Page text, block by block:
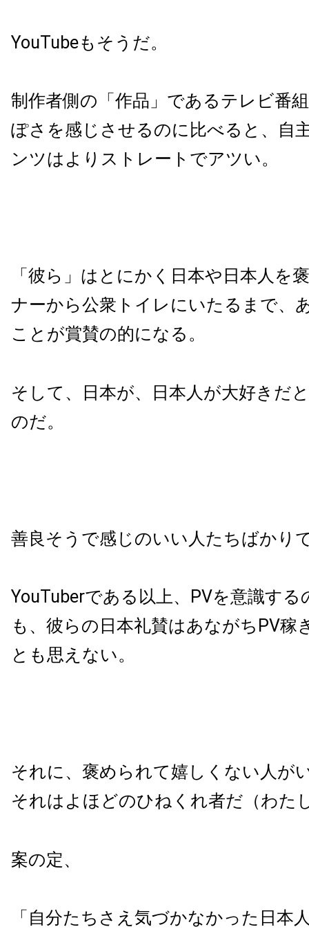
YouTubeもそうだ。
制作者側の「作品」であるテレビ番
ぽさを感じさせるのに比べると、自
ンツはよりストレートでアツい。
「彼ら」はとにかく日本や日本人を
ナーから公衆トイレにいたるまで、
ことが賞賛の的になる。
そして、日本が、日本人が大好きだ
のだ。
善良そうで感じのいい人たちばかり
YouTuberである以上、PVを意識す
も、彼らの日本礼賛はあながちPV稼
とも思えない。
それに、褒められて嬉しくない人が
それはよほどのひねくれ者だ（わた
案の定、
「自分たちさえ気づかなかった日本